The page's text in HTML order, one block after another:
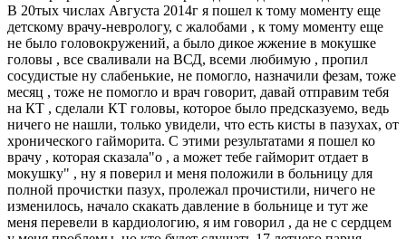
В 20тых числах Августа 2014г я пошел к тому моменту еще
детскому врачу-неврологу, с жалобами , к тому моменту еще
не было головокружений, а было дикое жжение в мокушке
головы , все сваливали на ВСД, всеми любимую , пропил
сосудистые ну слабенькие, не помогло, назначили фезам, тоже
месяц , тоже не помогло и врач говорит, давай отправим тебя
на КТ , сделали КТ головы, которое было предсказуемо, ведь
ничего не нашли, только увидели, что есть кисты в пазухах, от
хронического гайморита. С этими результатами я пошел ко
врачу , которая сказала"о , а может тебе гайморит отдает в
мокушку" , ну я поверил и меня положили в больницу для
полной прочистки пазух, пролежал прочистили, ничего не
изменилось, начало скакать давление в больнице и тут же
меня перевели в кардиологию, я им говорил , да не с сердцем